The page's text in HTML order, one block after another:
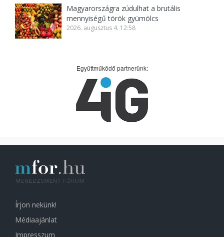
Magyarországra zúdulhat a brutális
mennyiségű török gyümölcs
2026. augusztus 4. 12:58
Együttműködő partnerünk:
Írjon nekünk!
Médiaajánlat
Impresszum